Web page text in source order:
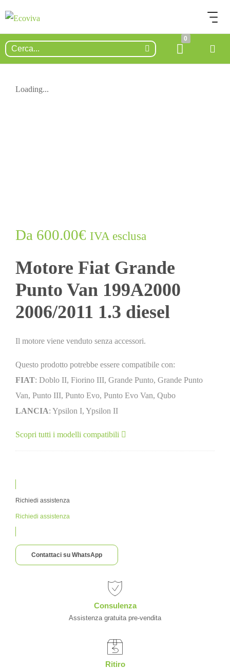
0
Loading...
Da 600.00€ IVA esclusa
Motore Fiat Grande
Punto Van 199A2000
2006/2011 1.3 diesel
Il motore viene venduto senza accessori.
Questo prodotto potrebbe essere compatibile con:
FIAT: Doblo II, Fiorino III, Grande Punto, Grande Punto
Van, Punto III, Punto Evo, Punto Evo Van, Qubo
LANCIA: Ypsilon I, Ypsilon II
Scopri tutti i modelli compatibili
Richiedi assistenza
Richiedi assistenza
Contattaci su WhatsApp
Consulenza
Assistenza gratuita pre-vendita
Ritiro